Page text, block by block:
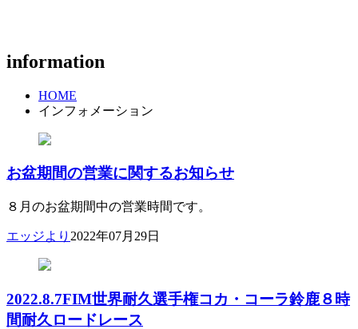
information
HOME
インフォメーション
お盆期間の営業に関するお知らせ
８月のお盆期間中の営業時間です。
エッジより 2022年07月29日
2022.8.7FIM世界耐久選手権コカ・コーラ鈴鹿８時
間耐久ロードレース